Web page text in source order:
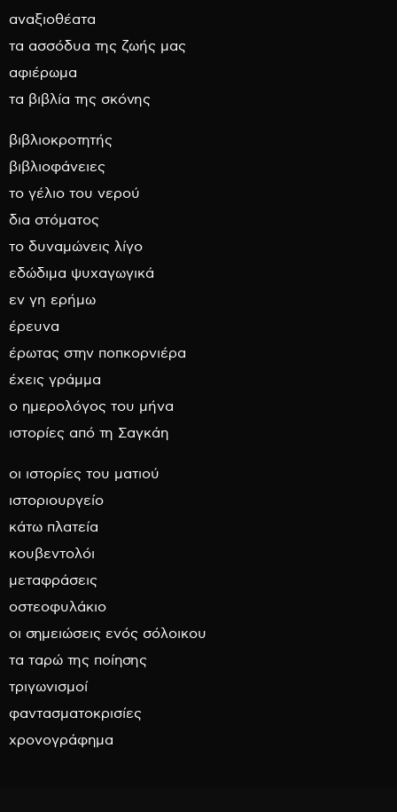
αναξιοθέατα
τα ασσόδυα της ζωής μας
αφιέρωμα
τα βιβλία της σκόνης
βιβλιοκροτητής
βιβλιοφάνειες
το γέλιο του νερού
δια στόματος
το δυναμώνεις λίγο
εδώδιμα ψυχαγωγικά
εν γη ερήμω
έρευνα
έρωτας στην ποπκορνιέρα
έχεις γράμμα
ο ημερολόγος του μήνα
ιστορίες από τη Σαγκάη
οι ιστορίες του ματιού
ιστοριουργείο
κάτω πλατεία
κουβεντολόι
μεταφράσεις
οστεοφυλάκιο
οι σημειώσεις ενός σόλοικου
τα ταρώ της ποίησης
τριγωνισμοί
φαντασματοκρισίες
χρονογράφημα